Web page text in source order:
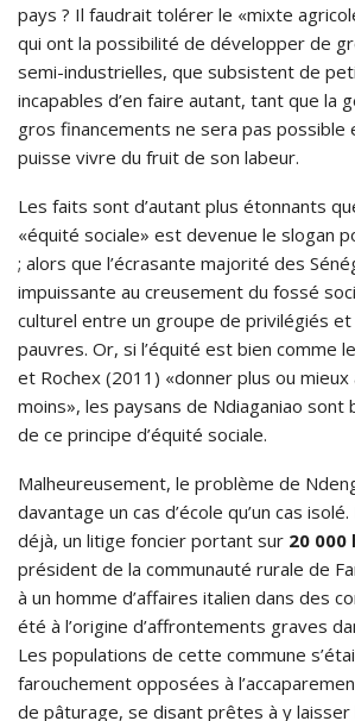
pays ? Il faudrait tolérer le «mixte
qui ont la possibilité de développer de
semi-industrielles, que subsistent de
incapables d’en faire autant, tant que la
gros financements ne sera pas possible
puisse vivre du fruit de son labeur.
Les faits sont d’autant plus étonnants
«équité sociale» est devenue le slogan
; alors que l’écrasante majorité des
impuissante au creusement du fossé
culturel entre un groupe de privilégiés et
pauvres. Or, si l’équité est bien comme
et Rochex (2011) «donner plus ou mieux
moins», les paysans de Ndiaganiao sont
de ce principe d’équité sociale.
Malheureusement, le problème de
davantage un cas d’école qu’un cas
déjà, un litige foncier portant sur 20 000
président de la communauté rurale de
à un homme d’affaires italien dans des
été à l’origine d’affrontements graves
Les populations de cette commune
farouchement opposées à
de pâturage, se disant prêtes à y laisser